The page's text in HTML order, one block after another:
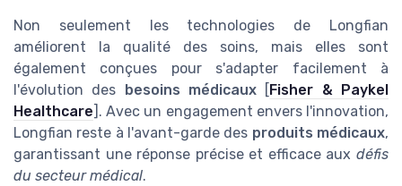
Non seulement les technologies de Longfian
améliorent la qualité des soins, mais elles sont
également conçues pour s'adapter facilement à
l'évolution des
besoins médicaux
Fisher & Paykel
Healthcare ]. Avec un engagement envers l'innovation,
Longfian reste à l'avant-garde des produits médicaux,
garantissant une réponse précise et efficace aux défis
du secteur médical.